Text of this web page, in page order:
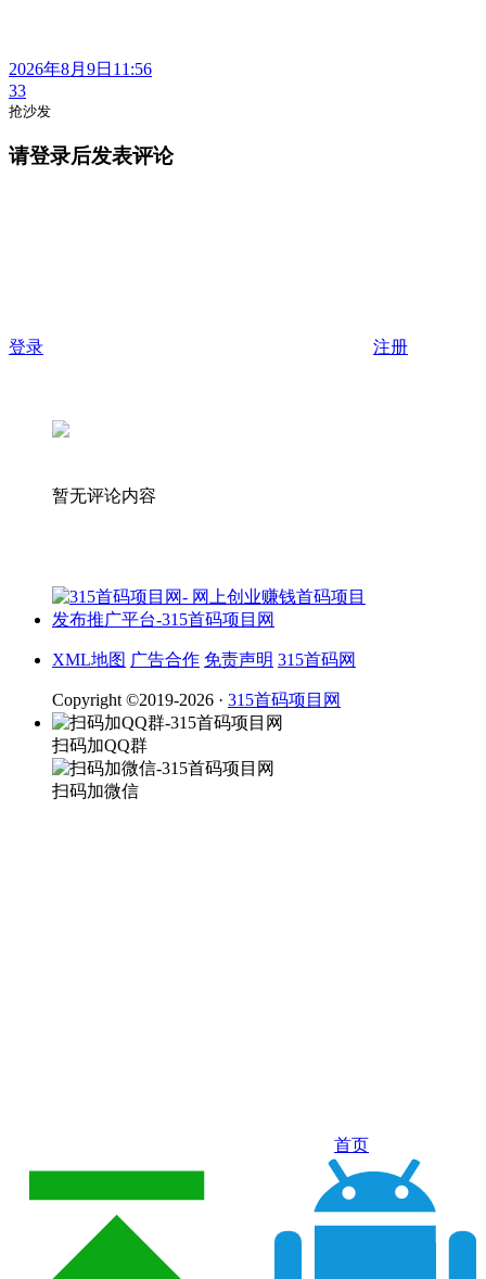
2026年8月9日11:56
33
抢沙发
请登录后发表评论
登录 注册
暂无评论内容
XML地图 广告合作 免责声明 315首码网
Copyright ©2019-2026 · 315首码项目网
扫码加QQ群
扫码加微信
首页